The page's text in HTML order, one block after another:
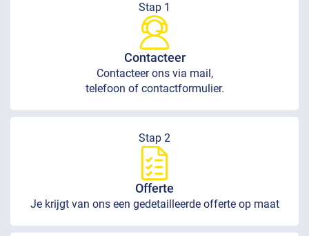
Stap 1
Contacteer
Contacteer ons via mail,
telefoon of contactformulier.
Stap 2
Offerte
Je krijgt van ons een gedetailleerde offerte op maat